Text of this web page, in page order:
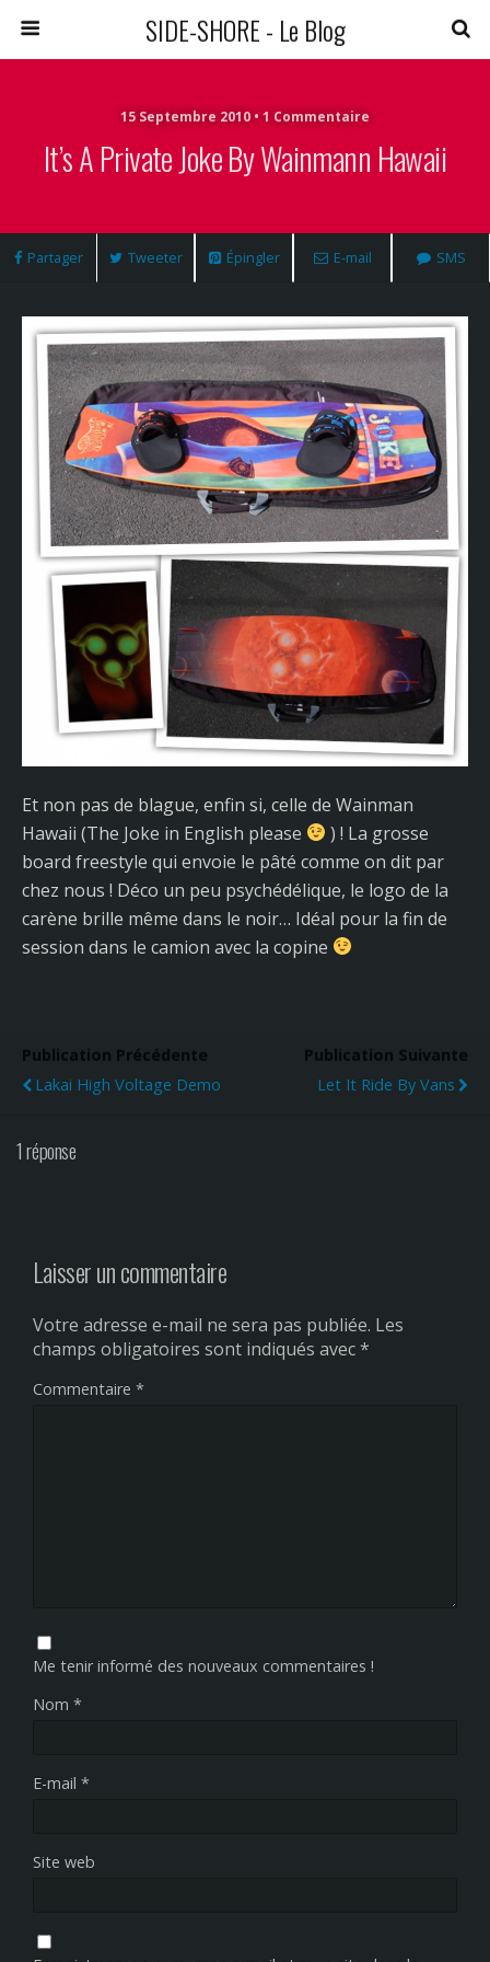
SIDE-SHORE - Le Blog
15 Septembre 2010 • 1 Commentaire
It’s A Private Joke By Wainmann Hawaii
Partager Tweeter Épingler E-mail SMS
Et non pas de blague, enfin si, celle de Wainman
Hawaii (The Joke in English please
) ! La grosse
board freestyle qui envoie le pâté comme on dit par
chez nous ! Déco un peu psychédélique, le logo de la
carène brille même dans le noir… Idéal pour la fin de
session dans le camion avec la copine
Publication Précédente
Lakai High Voltage Demo
Publication Suivante
Let It Ride By Vans
1 réponse
Laisser un commentaire
Votre adresse e-mail ne sera pas publiée. Les
champs obligatoires sont indiqués avec*
Commentaire *
Me tenir informé des nouveaux commentaires !
Nom *
E-mail *
Site web